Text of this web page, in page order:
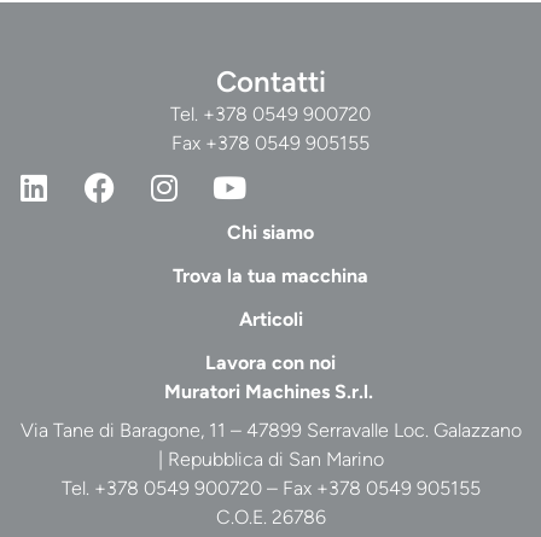
Muratori Machines S.r.l.
Via Tane di Baragone, 11 – 47899 Serravalle Loc. Galazzano
| Repubblica di San Marino
Tel. +378 0549 900720 – Fax +378 0549 905155
C.O.E. 26786
Chi siamo
Trova la tua macchina
Articoli
Lavora con noi
Contatti
Tel. +378 0549 900720
Fax +378 0549 905155